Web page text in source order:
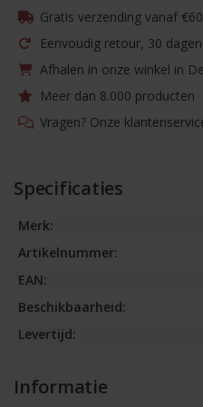
Gratis verzending vanaf
Eenvoudig retour, 30
Afhalen in onze winkel in
Meer dan 8.000 producten
Vragen? Onze
Specificaties
Merk:
Artikelnummer:
EAN:
Beschikbaarheid:
Levertijd:
Informatie